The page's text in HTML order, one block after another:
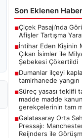
Son Eklenen
■Çiçek Pasajı’nda
Afişler Tartışma
■İntihar Eden Kişinin
Çıkan İsimler ile
Şebekesi Çökertildi
■Dumanlar ilçeyi
tamirhanede yangın
■Süreç yasası teklifi
madde madde
gerekçelerinin tam
■Galatasaray Orta
Pressajı:
Reijnders ile